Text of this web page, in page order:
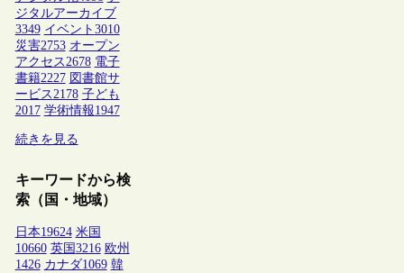
ジタルアーカイブ
3349 イベント 3010
災害2753 オープン
アクセス 2678 電子
書籍2227 図書館サ
ービス 2178 子ども
2017 学術情報1947
続きを見る
キーワードから検
索（国・地域）
日本19624 米国
10660 英国 3216 欧州
1426 カナダ1069 韓